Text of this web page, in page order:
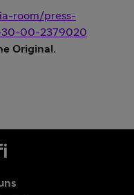
room/press-
00-2379020
Original.